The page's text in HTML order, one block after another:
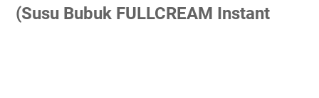
(Susu Bubuk FULLCREAM Instant